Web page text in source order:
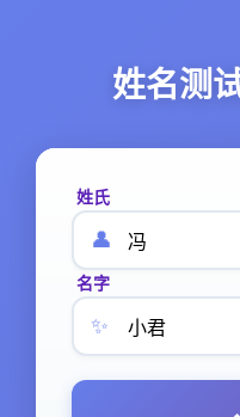
姓名测
姓氏
👤
名字
✨